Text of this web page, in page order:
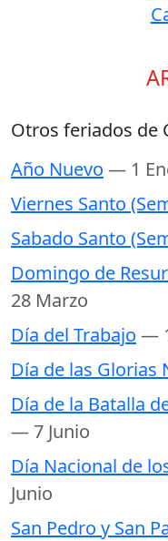
Otros feriados de
Año Nuevo — 1
Viernes Santo
Sabado Santo
Domingo de
28 Marzo
Día del Trabajo —
Día de las Glorias
Día de la Batalla
— 7 Junio
Día Nacional de
Junio
San Pedro y San